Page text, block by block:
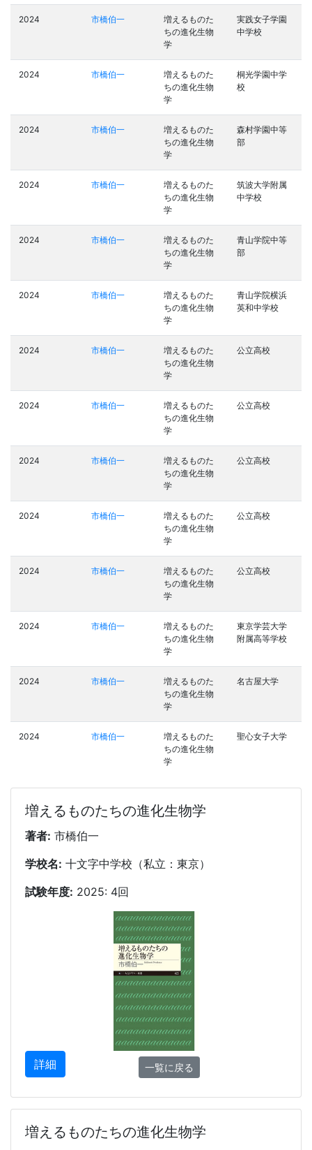
2024 市橋伯一
増えるものた
ちの進化生物
学
実践女子学園
中学校
2024 市橋伯一
増えるものた
ちの進化生物
学
桐光学園中学
校
2024 市橋伯一
増えるものた
ちの進化生物
学
森村学園中等
部
2024 市橋伯一
増えるものた
ちの進化生物
学
筑波大学附属
中学校
2024 市橋伯一
増えるものた
ちの進化生物
学
青山学院中等
部
2024 市橋伯一
増えるものた
ちの進化生物
学
青山学院横浜
英和中学校
2024 市橋伯一
増えるものた
ちの進化生物
学
公立高校
2024 市橋伯一
増えるものた
ちの進化生物
学
公立高校
2024 市橋伯一
増えるものた
ちの進化生物
学
公立高校
2024 市橋伯一
増えるものた
ちの進化生物
学
公立高校
2024 市橋伯一
増えるものた
ちの進化生物
学
公立高校
2024 市橋伯一
増えるものた
ちの進化生物
学
東京学芸大学
附属高等学校
2024 市橋伯一
増えるものた
ちの進化生物
学
名古屋大学
2024 市橋伯一
増えるものた
ちの進化生物
学
聖心女子大学
増えるものたちの進化生物学
著者: 市橋伯一
学校名: 十文字中学校（私立：東京）
試験年度: 2025: 4回
詳細 一覧に戻る
増えるものたちの進化生物学